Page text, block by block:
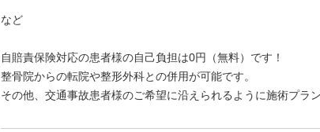
など
自賠責保険対応の患者様の自己負担は0円（無料）です！
整骨院からの転院や整形外科との併用が可能です。
その他、交通事故患者様のご希望に沿えられるように施術プラ